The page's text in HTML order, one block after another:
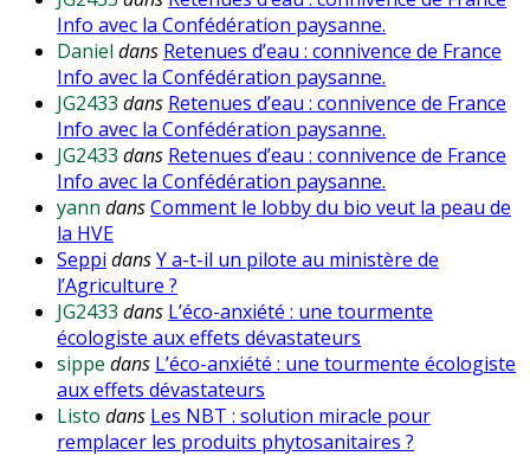
Info avec la Confédération paysanne.
Daniel dans Retenues d’eau : connivence de France
Info avec la Confédération paysanne.
JG2433 dans Retenues d’eau : connivence de France
Info avec la Confédération paysanne.
JG2433 dans Retenues d’eau : connivence de France
Info avec la Confédération paysanne.
yann dansComment le lobby du bio veut la peau de
la HVE
Seppi dansY a-t-il un pilote au ministère de
l’Agriculture ?
JG2433 dans L’éco-anxiété : une tourmente
écologiste aux effets dévastateurs
sippe dans L’éco-anxiété : une tourmente écologiste
aux effets dévastateurs
Listo dans Les NBT : solution miracle pour
remplacer les produits phytosanitaires ?